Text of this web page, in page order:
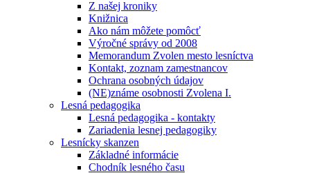
Z našej kroniky
Knižnica
Ako nám môžete pomôcť
Výročné správy od 2008
Memorandum Zvolen mesto lesníctva
Kontakt, zoznam zamestnancov
Ochrana osobných údajov
(NE)známe osobnosti Zvolena I.
Lesná pedagogika
Lesná pedagogika - kontakty
Zariadenia lesnej pedagogiky
Lesnícky skanzen
Základné informácie
Chodník lesného času